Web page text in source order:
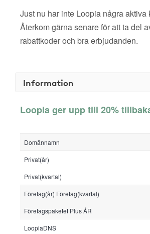
Just nu har inte Loopia några aktiva
Återkom gärna senare för att ta del
rabattkoder och bra erbjudanden.
Information
Loopia ger upp till 20%
Domännamn
Privat(år)
Privat(kvartal)
Företag(år) Företag(kvartal)
Företagspaketet Plus ÅR
LoopiaDNS